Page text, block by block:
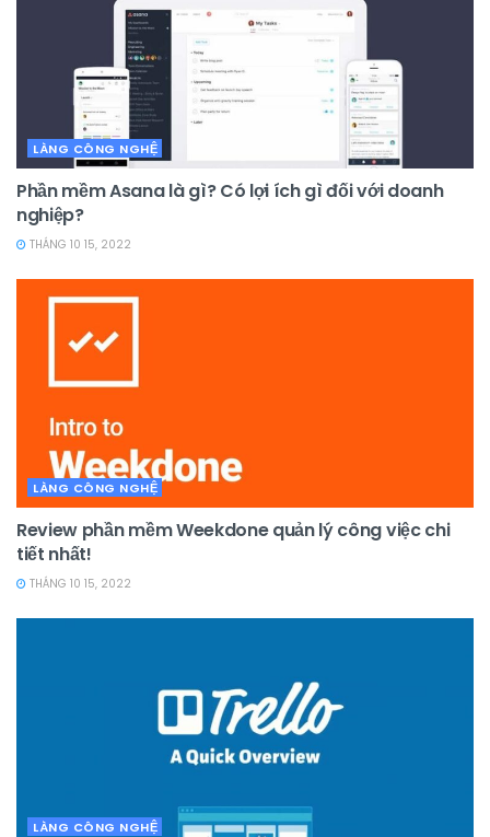
LÀNG CÔNG NGHỆ
Phần mềm Asana là gì? Có lợi ích gì đối với doanh
nghiệp?
THÁNG 10 15, 2022
LÀNG CÔNG NGHỆ
Review phần mềm Weekdone quản lý công việc chi
tiết nhất!
THÁNG 10 15, 2022
LÀNG CÔNG NGHỆ